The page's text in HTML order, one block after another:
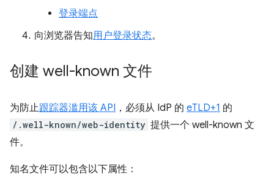
登录端点
向浏览器告知用户登录状态。
创建 well-known 文件
为防止跟踪器滥用该 API ，必须从 IdP 的 eTLD+1 的
/.well-known/web-identity 提供一个 well-known 文
件。
知名文件可以包含以下属性：